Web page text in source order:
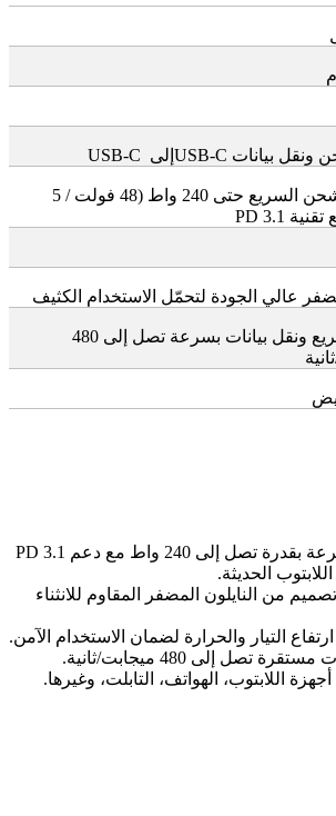
ونقل بيانات USB-C إلى USB-C
يدعم الشحن السريع حتى 240 واط (48 فولت / 5
تقنية PD 3.1
عالي الجودة لتحمّل الاستخدام الكثيف
شحن سريع ونقل بيانات بسرعة تصل إلى 480
تصل إلى 240 واط مع دعم
PD 3.1
الحديثة.
من النايلون المضفر المقاوم للانثناء
التيار والحرارة لضمان الاستخدام الآمن.
تصل إلى 480 ميجابت/ثانية
.
اللابتوب، الهواتف، التابلت، وغيرها.